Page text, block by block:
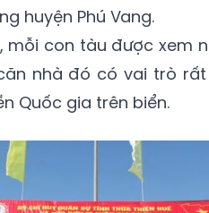
huyện Phú Vang.
mỗi con tàu được xem
nhà đó có vai trò
Quốc gia trên biển.